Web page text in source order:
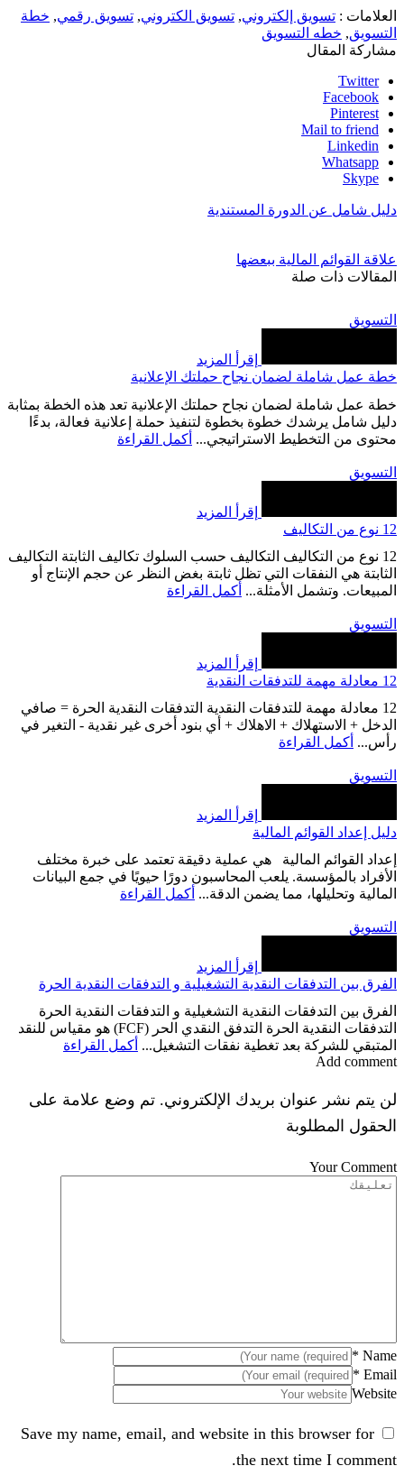
العلامات : تسويق إلكتروني, تسويق الكتروني, تسويق رقمي, خطة
التسويق, خطه التسويق
مشاركة المقال
Twitter
Facebook
Pinterest
Mail to friend
Linkedin
Whatsapp
Skype
دليل شامل عن الدورة المستندية
‏علاقة القوائم المالية ببعضها
المقالات ذات صلة
التسويق
إقرأ المزيد
خطة عمل شاملة لضمان نجاح حملتك الإعلانية
خطة عمل شاملة لضمان نجاح حملتك الإعلانية تعد هذه الخطة بمثابة
دليل شامل يرشدك خطوة بخطوة لتنفيذ حملة إعلانية فعالة، بدءًا
محتوى من التخطيط الاستراتيجي... أكمل القراءة
التسويق
إقرأ المزيد
12 نوع من التكاليف
12 نوع من التكاليف التكاليف حسب السلوك تكاليف الثابتة التكاليف
الثابتة هي النفقات التي تظل ثابتة بغض النظر عن حجم الإنتاج أو
المبيعات. وتشمل الأمثلة... أكمل القراءة
التسويق
إقرأ المزيد
12 معادلة مهمة للتدفقات النقدية
12 معادلة مهمة للتدفقات النقدية التدفقات النقدية الحرة = صافي
الدخل + الاستهلاك + الاهلاك + أي بنود أخرى غير نقدية - التغير في
رأس... أكمل القراءة
التسويق
إقرأ المزيد
دليل إعداد القوائم المالية
إعداد القوائم المالية هي عملية دقيقة تعتمد على خبرة مختلف
الأفراد بالمؤسسة. يلعب المحاسبون دورًا حيويًا في جمع البيانات
المالية وتحليلها، مما يضمن الدقة... أكمل القراءة
التسويق
إقرأ المزيد
الفرق بين التدفقات النقدية التشغيلية و التدفقات النقدية الحرة
الفرق بين التدفقات النقدية التشغيلية و التدفقات النقدية الحرة
التدفقات النقدية الحرة التدفق النقدي الحر (FCF) هو مقياس للنقد
المتبقي للشركة بعد تغطية نفقات التشغيل... أكمل القراءة
Add comment
لن يتم نشر عنوان بريدك الإلكتروني. تم وضع علامة على
الحقول المطلوبة
Your Comment
Name
*
Email
*
Website
Save my name, email, and website in this browser for
the next time I comment.